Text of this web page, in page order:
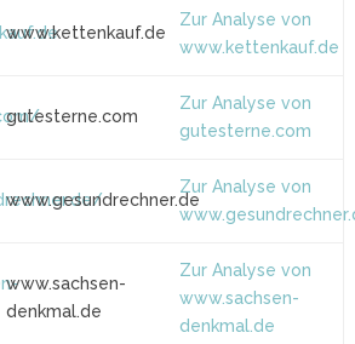
www.kettenkauf.de
Zur Analyse von
www.kettenkauf.de
gutesterne.com
Zur Analyse von
gutesterne.com
www.gesundrechner.de
Zur Analyse von
www.sachsen-
denkmal.de
Zur Analyse von
www.sachsen-
denkmal.de